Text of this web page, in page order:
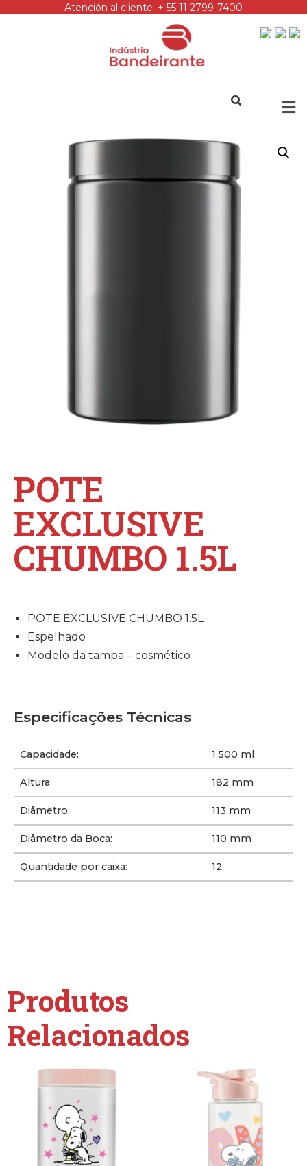
Atención al cliente: + 55 11 2799-7400
POTE
EXCLUSIVE
CHUMBO 1.5L
POTE EXCLUSIVE CHUMBO 1.5L
Espelhado
Modelo da tampa – cosmético
Especificações Técnicas
Capacidade: 1.500 ml
Altura: 182 mm
Diâmetro: 113 mm
Diâmetro da Boca: 110 mm
Quantidade por caixa: 12
Produtos
Relacionados